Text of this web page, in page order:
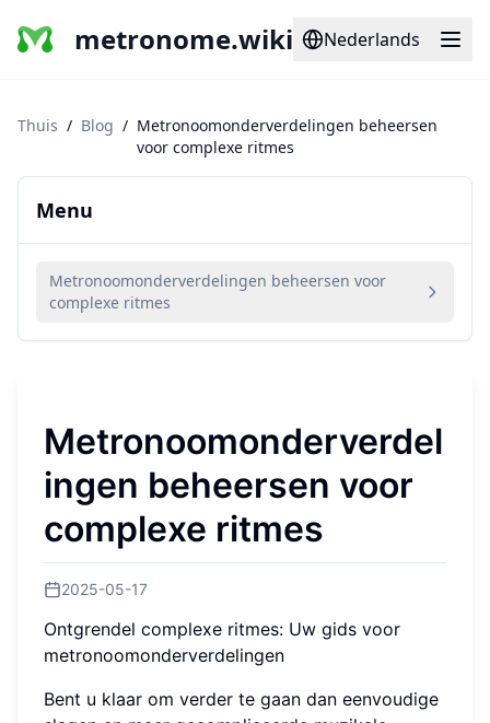
metronome.wiki Nederlands
Thuis / Blog / Metronoomonderverdelingen beheersen
voor complexe ritmes
Menu
Metronoomonderverdelingen beheersen voor
complexe ritmes
Metronoomonderverdel
ingen beheersen voor
complexe ritmes
2025-05-17
Ontgrendel complexe ritmes: Uw gids voor
metronoomonderverdelingen
Bent u klaar om verder te gaan dan eenvoudige